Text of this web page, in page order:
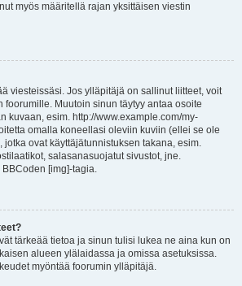
myös määritellä rajan yksittäisen viestin
viesteissäsi. Jos ylläpitäjä on sallinut liitteet, voit
foorumille. Muutoin sinun täytyy antaa osoite
kuvaan, esim. http://www.example.com/my-
omalla koneellasi oleviin kuviin (ellei se ole
ovat käyttäjätunnistuksen takana, esim.
salasanasuojatut sivustot, jne.
[img]-tagia.
tärkeää tietoa ja sinun tulisi lukea ne aina kun on
alueen ylälaidassa ja omissa asetuksissa.
myöntää foorumin ylläpitäjä.